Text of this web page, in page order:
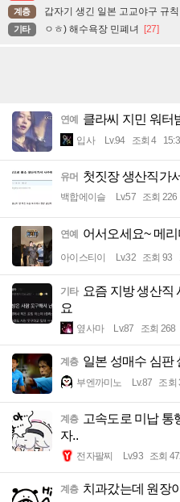
계층 갑자기 생긴 일본 고교야구 규칙
기타 ㅇㅎ) 해수욕장 민폐녀 [27]
연예 클라씨 지민 워터
입사 Lv.94 조회 4
유머 첫짓장 생산직가
백합에이슬 Lv.57 조회 226
연예 어서오세요~ 메
아이스티이 Lv.32 조회 93
기타 요즘 지방 생산직
요
옆사마 Lv.87 조회 268
계층 일본 성매수 심판
부엔까미노 Lv.87 조회
계층 고속도로 미납 통
자..
전자팔찌 Lv.93 조회
계층 치과갔는데 원장